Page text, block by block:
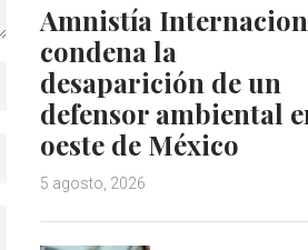
Amnistía
condena la
desaparición de un
defensor ambiental
oeste de México
5 agosto, 2026